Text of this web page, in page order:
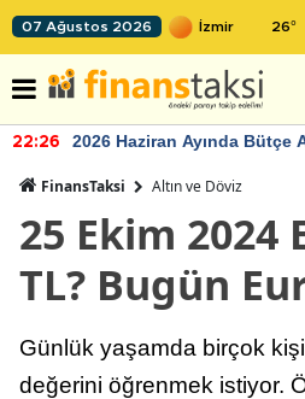
07 Ağustos 2026 26°
22:26 2026 Haziran Ayında Bütçe
FinansTaksi Altın ve Döviz
25 Ekim 2024
TL? Bugün
Günlük yaşamda birçok
değerini öğrenmek istiyor.